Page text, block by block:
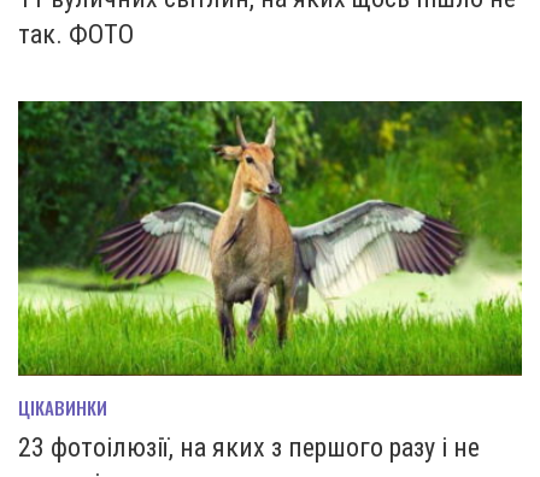
так. ФОТО
ЦІКАВИНКИ
23 фотоілюзії, на яких з першого разу і не